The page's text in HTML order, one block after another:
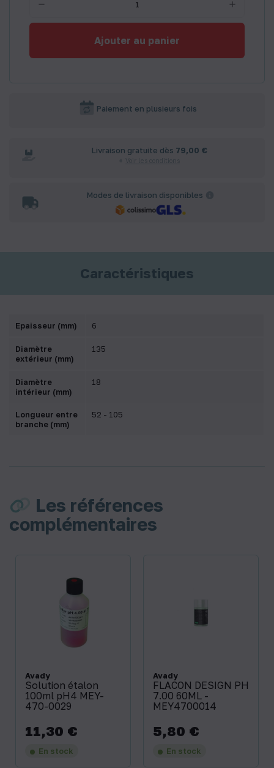
Ajouter au panier
Paiement en plusieurs fois
Livraison gratuite dès 79,00 €
Modes de livraison disponibles
Caractéristiques
Epaisseur (mm) 6
Diamètre
extérieur (mm)
135
Diamètre
intérieur (mm)
18
Longueur entre
branche (mm)
52 - 105
Les références
complémentaires
Avady
Solution étalon
100ml pH4 MEY-
470-0029
Prix
11,30 €
En stock
Avady
FLACON DESIGN PH
7.00 60ML -
MEY4700014
Prix
5,80 €
En stock